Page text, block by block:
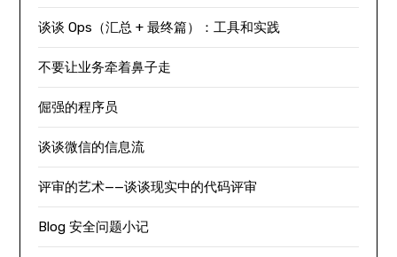
谈谈 Ops（汇总 + 最终篇）：工具和实践
不要让业务牵着鼻子走
倔强的程序员
谈谈微信的信息流
评审的艺术——谈谈现实中的代码评审
Blog 安全问题小记